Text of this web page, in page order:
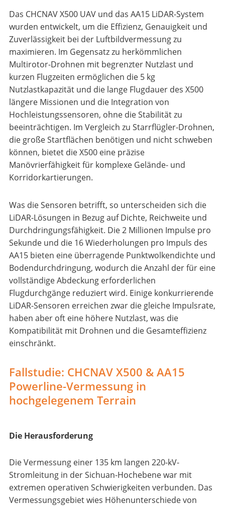
Das CHCNAV X500 UAV und das AA15 LiDAR-System
wurden entwickelt, um die Effizienz, Genauigkeit und
Zuverlässigkeit bei der Luftbildvermessung zu
maximieren. Im Gegensatz zu herkömmlichen
Multirotor-Drohnen mit begrenzter Nutzlast und
kurzen Flugzeiten ermöglichen die 5 kg
Nutzlastkapazität und die lange Flugdauer des X500
längere Missionen und die Integration von
Hochleistungssensoren, ohne die Stabilität zu
beeinträchtigen. Im Vergleich zu Starrflügler-Drohnen,
die große Startflächen benötigen und nicht schweben
können, bietet die X500 eine präzise
Manövrierfähigkeit für komplexe Gelände- und
Korridorkartierungen.
Was die Sensoren betrifft, so unterscheiden sich die
LiDAR-Lösungen in Bezug auf Dichte, Reichweite und
Durchdringungsfähigkeit. Die 2 Millionen Impulse pro
Sekunde und die 16 Wiederholungen pro Impuls des
AA15 bieten eine überragende Punktwolkendichte und
Bodendurchdringung, wodurch die Anzahl der für eine
vollständige Abdeckung erforderlichen
Flugdurchgänge reduziert wird. Einige konkurrierende
LiDAR-Sensoren erreichen zwar die gleiche Impulsrate,
haben aber oft eine höhere Nutzlast, was die
Kompatibilität mit Drohnen und die Gesamteffizienz
einschränkt.
Fallstudie: CHCNAV X500 & AA15
Powerline-Vermessung in
hochgelegenem Terrain
Die Herausforderung
Die Vermessung einer 135 km langen 220-kV-
Stromleitung in der Sichuan-Hochebene war mit
extremen operativen Schwierigkeiten verbunden. Das
Vermessungsgebiet wies Höhenunterschiede von